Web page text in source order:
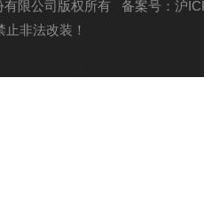
有限公司版权所有 备案号：沪
非法改装！